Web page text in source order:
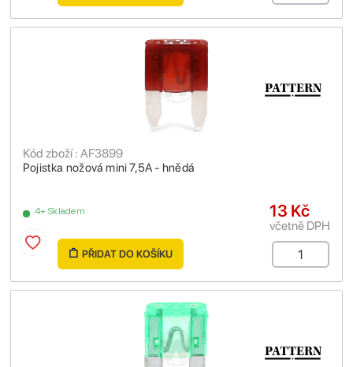
Pojistka nožová mini 7,5A - hnědá
Kód zboží : AF3899
4+ Skladem 13 Kč
včetně DPH
PŘIDAT DO KOŠÍKU